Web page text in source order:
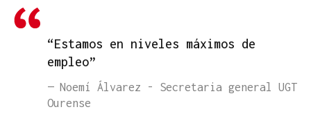
“Estamos en niveles máximos de
empleo”
— Noemí Álvarez - Secretaria general UGT
Ourense